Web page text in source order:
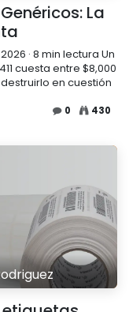
La
· 8 min lectura Un
cuesta entre $8,000
en cuestión
0 430